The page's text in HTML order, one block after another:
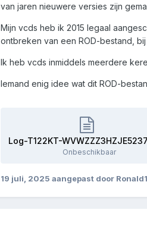
van jaren nieuwere versies zijn
Mijn vcds heb ik 2015 legaal
ontbreken van een ROD-bestand,
Ik heb vcds inmiddels meerdere
Iemand enig idee wat dit ROD-
Log-T122KT-
Onbeschikbaar
19 juli, 2025 aangepast door